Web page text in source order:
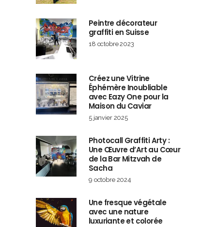
Peintre décorateur
graffiti en Suisse
18 octobre 2023
Créez une Vitrine
Éphémère Inoubliable
avec Eazy One pour la
Maison du Caviar
5 janvier 2025
Photocall Graffiti Arty :
Une Œuvre d’Art au Cœur
de la Bar Mitzvah de
Sacha
9 octobre 2024
Une fresque végétale
avec une nature
luxuriante et colorée